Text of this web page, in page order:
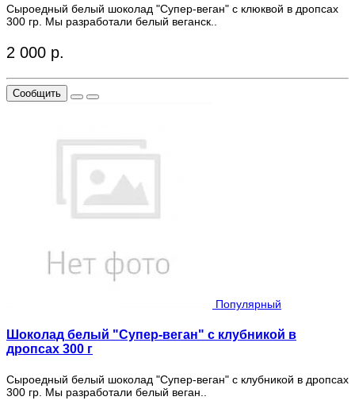
Сыроедный белый шоколад "Супер-веган" с клюквой в дропсах
300 гр. Мы разработали белый веганск..
2 000 р.
Сообщить
Популярный
Шоколад белый "Супер-веган" с клубникой в
дропсах 300 г
Сыроедный белый шоколад "Супер-веган" с клубникой в дропсах
300 гр. Мы разработали белый веган..